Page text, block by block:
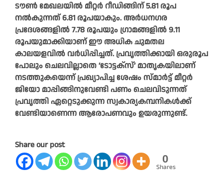
ടൗൺ മേഖലയിൽ മീറ്റർ റീഡിങ്ങിന് 5.81 രൂപ
നൽകുന്നത് 6.81 രൂപയാകും. അർധനഗര
പ്രദേശങ്ങളിൽ 7.78 രൂപയും ഗ്രാമങ്ങളിൽ 9.11
രൂപയുമാക്കിയാണ് ഈ അധിക ചുമതല
കാലയളവിൽ വർധിപ്പിച്ചത്. പ്രവൃത്തിക്കായി ഒരുരൂപ
പോലും ചെലവില്ലാതെ ‘ടോട്ടക്സ്’ മാതൃകയിലാണ്
നടത്തുകയെന്ന് പ്രഖ്യാപിച്ച ശേഷം സ്മാർട്ട് മീറ്റർ
ജിയോ മാപ്പിങ്ങിനുവേണ്ടി പണം ചെലവിടുന്നത്
പ്രവൃത്തി ഏറ്റെടുക്കുന്ന സ്വകാര്യകമ്പനികൾക്ക്
വേണ്ടിയാണെന്ന ആരോപണവും ഉയരുന്നുണ്ട്.
Share our post
0
Shares